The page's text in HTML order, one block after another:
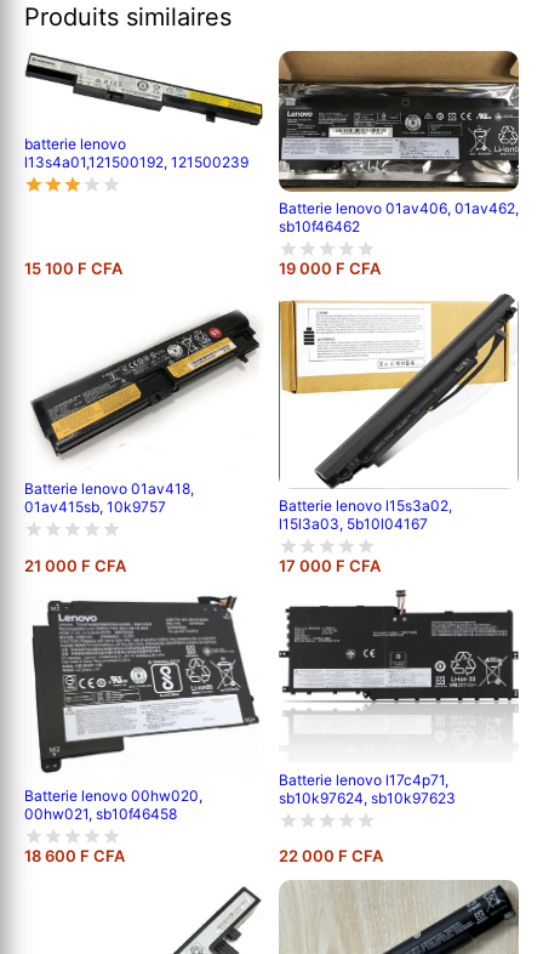
Produits similaires
batterie lenovo
l13s4a01,121500192, 121500239
15 100 F CFA
Batterie lenovo 01av406, 01av462,
sb10f46462
19 000 F CFA
Batterie lenovo 01av418,
01av415sb, 10k9757
21 000 F CFA
Batterie lenovo l15s3a02,
l15l3a03, 5b10l04167
17 000 F CFA
Batterie lenovo 00hw020,
00hw021, sb10f46458
18 600 F CFA
Batterie lenovo l17c4p71,
sb10k97624, sb10k97623
22 000 F CFA